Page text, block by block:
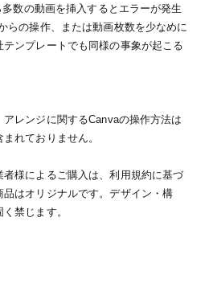
数の動画を挿入するとエラーが発生
らの操作、または動画枚数を少なめに
ンプレートでも同様の事象が起こる
レンジに関するCanvaの操作方法は
れておりません。
様によるご購入は、利用規約に基づ
はオリジナルです。デザイン・構
禁じます。